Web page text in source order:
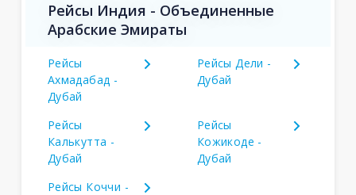
Рейсы Индия - Объединенные
Арабские Эмираты
Рейсы
Ахмадабад -
Дубай
Рейсы Дели -
Дубай
Рейсы
Калькутта -
Дубай
Рейсы
Кожикоде -
Дубай
Рейсы Коччи -